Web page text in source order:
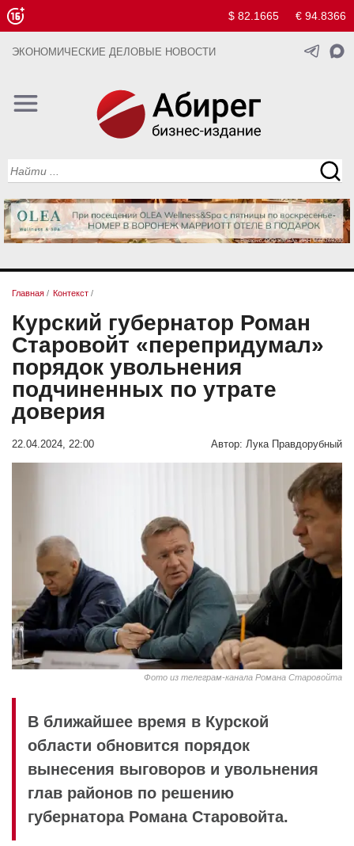
$ 82.1665 € 94.8366
ЭКОНОМИЧЕСКИЕ ДЕЛОВЫЕ НОВОСТИ
Главная / Контекст /
Курский губернатор Роман
Старовойт «перепридумал»
порядок увольнения
подчиненных по утрате
доверия
22.04.2024, 22:00 Автор: Лука Правдорубный
Фото из телеграм-канала Романа Старовойта
В ближайшее время в Курской
области обновится порядок
вынесения выговоров и увольнения
глав районов по решению
губернатора Романа Старовойта.